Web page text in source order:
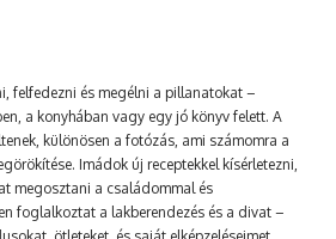
felfedezni és megélni a pillanatokat –
a konyhában vagy egy jó könyv felett. A
különösen a fotózás, ami számomra a
Imádok új receptekkel kísérletezni,
megosztani a családommal és
foglalkoztat a lakberendezés és a divat –